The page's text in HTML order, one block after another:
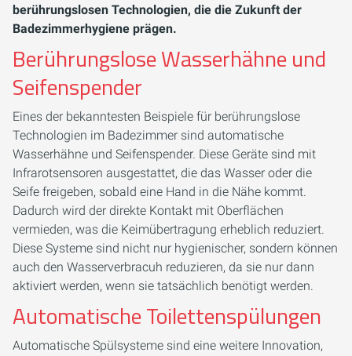
berührungslosen Technologien, die die Zukunft der
Badezimmerhygiene prägen.
Berührungslose Wasserhähne und
Seifenspender
Eines der bekanntesten Beispiele für berührungslose
Technologien im Badezimmer sind automatische
Wasserhähne und Seifenspender. Diese Geräte sind mit
Infrarotsensoren ausgestattet, die das Wasser oder die
Seife freigeben, sobald eine Hand in die Nähe kommt.
Dadurch wird der direkte Kontakt mit Oberflächen
vermieden, was die Keimübertragung erheblich reduziert.
Diese Systeme sind nicht nur hygienischer, sondern können
auch den Wasserverbracuh reduzieren, da sie nur dann
aktiviert werden, wenn sie tatsächlich benötigt werden.
Automatische Toilettenspülungen
Automatische Spülsysteme sind eine weitere Innovation,